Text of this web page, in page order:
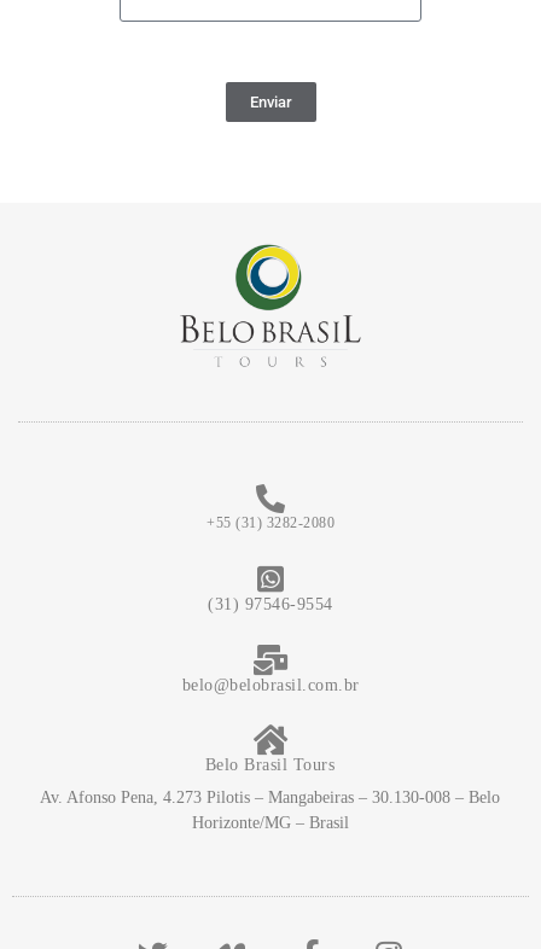
Enviar
+55 (31) 3282-2080
(31) 97546-9554
belo@belobrasil.com.br
Belo Brasil Tours
Av. Afonso Pena, 4.273 Pilotis – Mangabeiras – 30.130-008 – Belo
Horizonte/MG – Brasil